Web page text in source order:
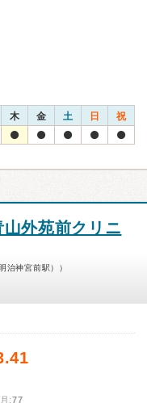
木 金 土 日 祝
山外苑前クリニ
治神宮前駅））
:77